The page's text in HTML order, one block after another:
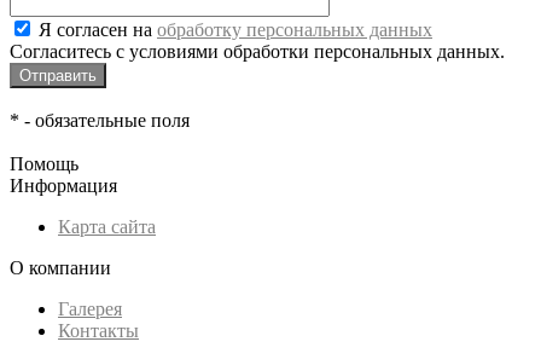
Я согласен на обработку персональных данных
Согласитесь с условиями обработки персональных данных.
* - обязательные поля
Помощь
Информация
Карта сайта
О компании
Галерея
Контакты